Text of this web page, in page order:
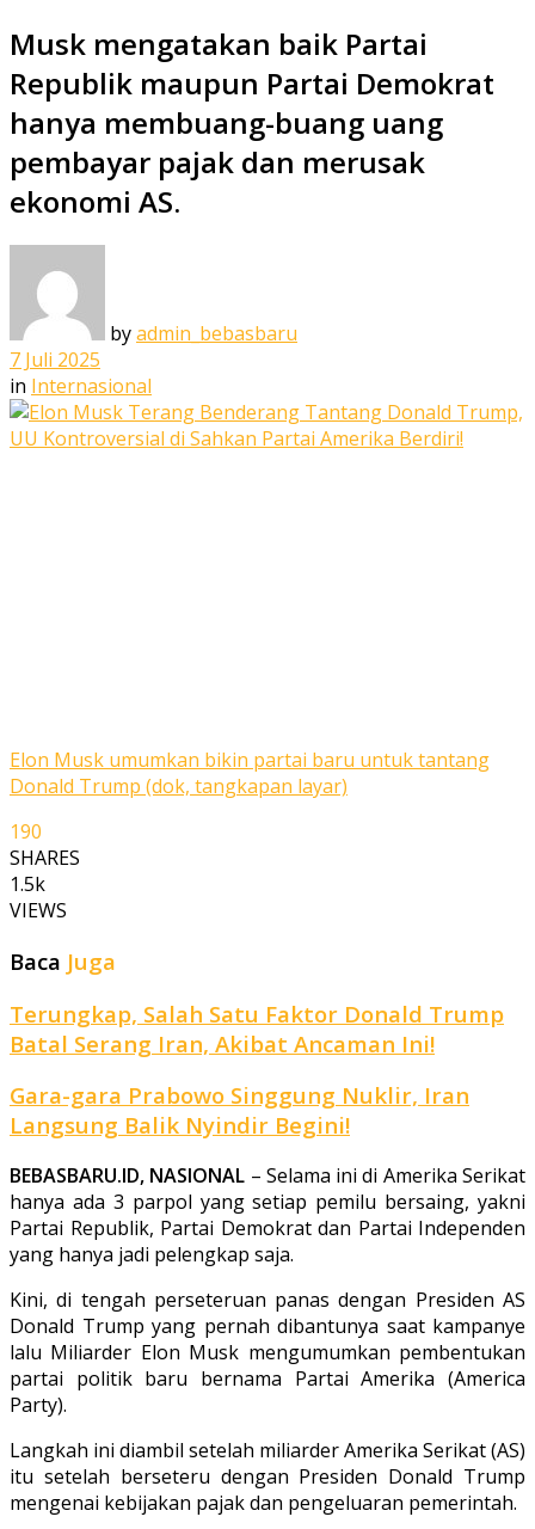
Musk mengatakan baik Partai
Republik maupun Partai Demokrat
hanya membuang-buang uang
pembayar pajak dan merusak
ekonomi AS.
byadmin_bebasbaru
7 Juli 2025
in Internasional
Elon Musk umumkan bikin partai baru untuk tantang
Donald Trump (dok, tangkapan layar)
190
SHARES
1.5k
VIEWS
Baca Juga
Terungkap, Salah Satu Faktor Donald Trump
Batal Serang Iran, Akibat Ancaman Ini!
Gara-gara Prabowo Singgung Nuklir, Iran
Langsung Balik Nyindir Begini!
BEBASBARU.ID, NASIONAL – Selama ini di Amerika Serikat
hanya ada 3 parpol yang setiap pemilu bersaing, yakni
Partai Republik, Partai Demokrat dan Partai Independen
yang hanya jadi pelengkap saja.
Kini, di tengah perseteruan panas dengan Presiden AS
Donald Trump yang pernah dibantunya saat kampanye
lalu Miliarder Elon Musk mengumumkan pembentukan
partai politik baru bernama Partai Amerika (America
Party).
Langkah ini diambil setelah miliarder Amerika Serikat (AS)
itu setelah berseteru dengan Presiden Donald Trump
mengenai kebijakan pajak dan pengeluaran pemerintah.